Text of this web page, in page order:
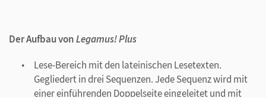
Der Aufbau vonLegamus! Plus
Lese-Bereich mit den lateinischen Lesetexten.
Gegliedert in drei Sequenzen. Jede Sequenz wird mit
einer einführenden Doppelseite eingeleitet und mit